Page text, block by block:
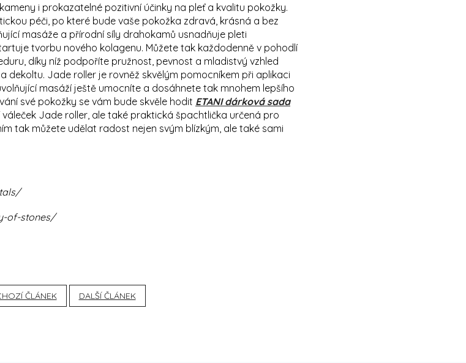
i prokazatelné pozitivní účinky na pleť a kvalitu pokožky.
péči, po které bude vaše pokožka zdravá, krásná a bez
masáže a přírodní síly drahokamů usnadňuje pleti
tvorbu nového kolagenu. Můžete tak každodenně v pohodlí
díky níž podpoříte pružnost, pevnost a mladistvý vzhled
dekoltu. Jade roller je rovněž skvělým pomocníkem při aplikaci
masáží ještě umocníte a dosáhnete tak mnohem lepšího
své pokožky se vám bude skvěle hodit ETANI dárková sada
Jade roller, ale také praktická špachtlička určená pro
tak můžete udělat radost nejen svým blízkým, ale také sami
of-stones/
ČLÁNEK DALŠÍ ČLÁNEK